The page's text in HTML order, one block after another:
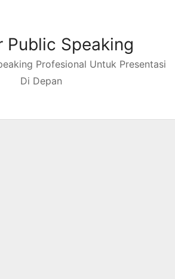
Public Speaking
Profesional Untuk Presentasi
Di Depan